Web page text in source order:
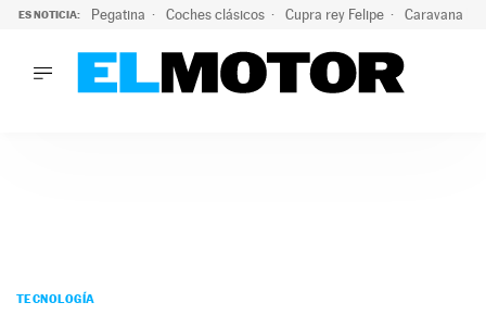
ES NOTICIA: Pegatina Coches clásicos Cupra rey Felipe Caravana
PODCAST
TECNOLOGÍA